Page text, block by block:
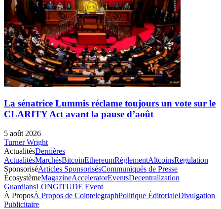
La sénatrice Lummis réclame toujours un vote sur le
CLARITY Act avant la pause d’août
5 août 2026
Turner Wright
ActualitésDernières
ActualitésMarchésBitcoinEthereumRèglementAltcoinsRegulation
SponsoriséArticles SponsorisésCommuniqués de Presse
ÉcosystèmeMagazineAcceleratorEventsDecentralization
GuardiansLONGITUDE Event
À ProposÀ Propos de CointelegraphPolitique ÉditorialeDivulgation
Publicitaire